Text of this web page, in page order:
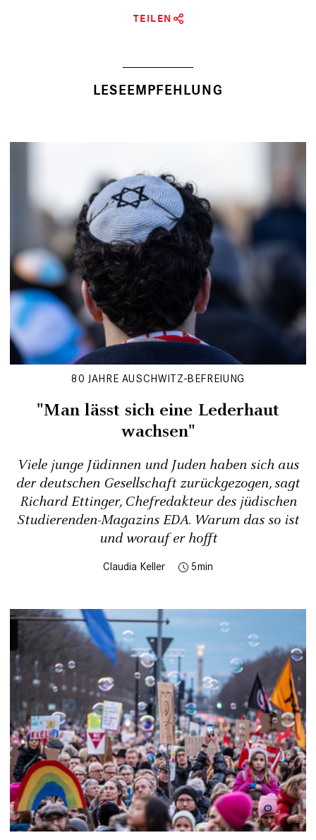
TEILEN
LESEEMPFEHLUNG
80 JAHRE AUSCHWITZ-BEFREIUNG
"Man lässt sich eine Lederhaut
wachsen"
Viele junge Jüdinnen und Juden haben sich aus
der deutschen Gesellschaft zurückgezogen, sagt
Richard Ettinger, Chefredakteur des jüdischen
Studierenden-Magazins EDA. Warum das so ist
und worauf er hofft
Claudia Keller 5